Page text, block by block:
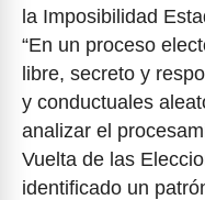
la Imposibilidad
“En un proceso
libre, secreto y
y conductuales
analizar el
Vuelta de las
identificado un